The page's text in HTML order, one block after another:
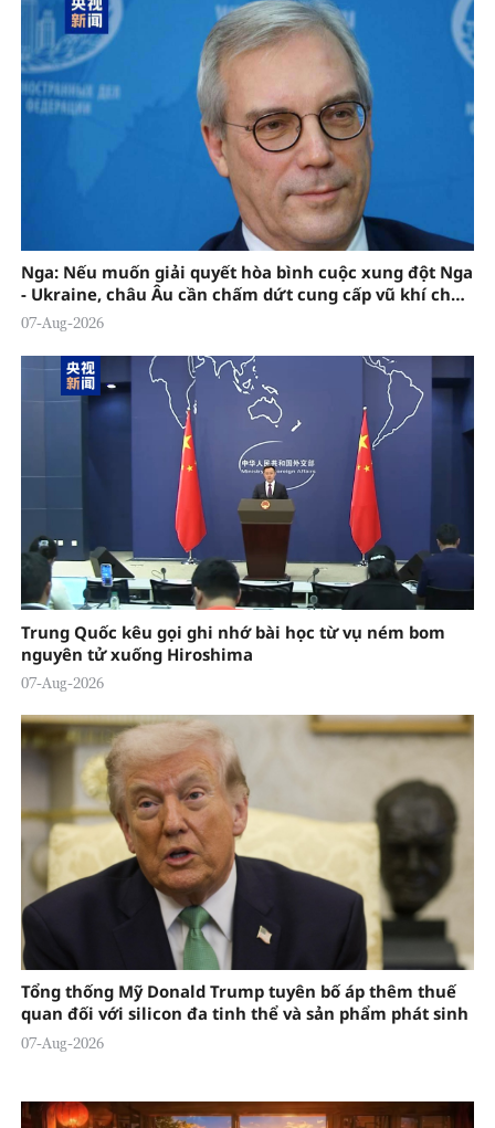
Nga: Nếu muốn giải quyết hòa bình cuộc xung đột Nga
- Ukraine, châu Âu cần chấm dứt cung cấp vũ khí cho
Ukraine
07-Aug-2026
Trung Quốc kêu gọi ghi nhớ bài học từ vụ ném bom
nguyên tử xuống Hiroshima
07-Aug-2026
Tổng thống Mỹ Donald Trump tuyên bố áp thêm thuế
quan đối với silicon đa tinh thể và sản phẩm phát sinh
07-Aug-2026